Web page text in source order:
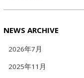
NEWS ARCHIVE
2026年7月
2025年11月